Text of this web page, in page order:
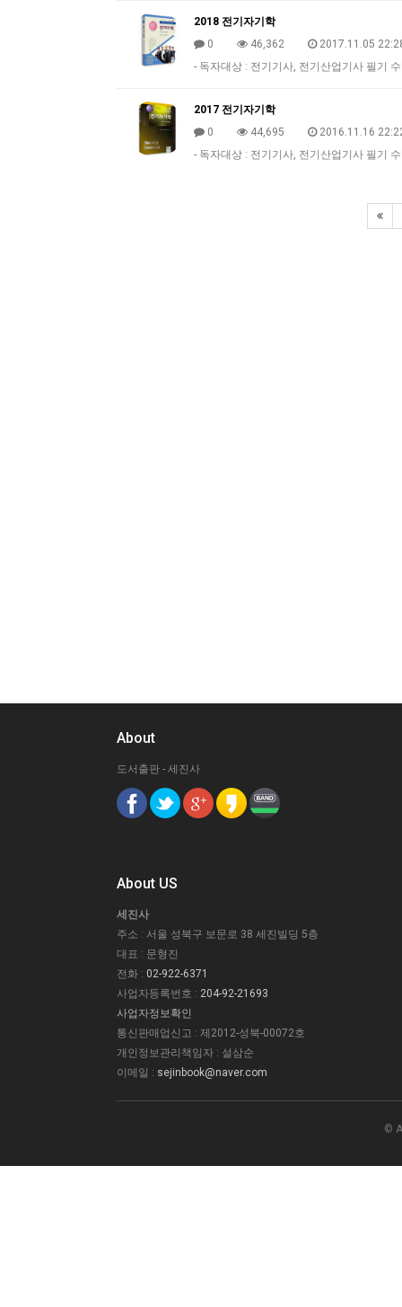
2018 전기자기학
0
46,362
2017.11.05
​- 독자대상 : 전기기사, 전기산업기사 필기
2017 전기자기학
0
44,695
2016.11.16
- 독자대상 : 전기기사, 전기산업기사 필기
About
도서출판 - 세진사
About US
세진사
주소 : 서울 성북구 보문로 38 세진빌딩 5층
대표 : 문형진
전화 : 02-922-6371
사업자등록번호 : 204-92-21693
사업자정보확인
통신판매업신고 : 제2012-성북-00072호
개인정보관리책임자 : 설삼순
이메일 : sejinbook@naver.com
©